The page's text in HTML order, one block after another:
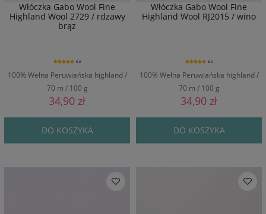
Włóczka Gabo Wool Fine
Highland Wool 2729 / rdzawy
brąz
100% Wełna Peruwiańska highland /
70 m / 100 g
5.0
34,90 zł
DO KOSZYKA
Włóczka Gabo Wool Fine
Highland Wool RJ2015 / wino
100% Wełna Peruwiańska highland /
70 m / 100 g
5.0
34,90 zł
DO KOSZYKA